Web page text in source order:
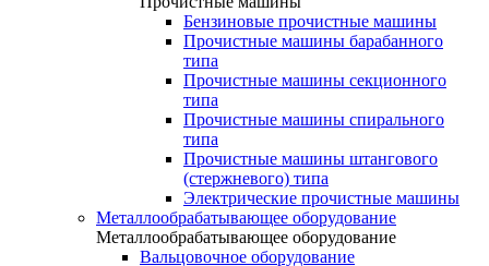
Бензиновые прочистные машины
Прочистные машины барабанного
типа
Прочистные машины секционного
типа
Прочистные машины спирального
типа
Прочистные машины штангового
(стержневого) типа
Электрические прочистные машины
Металлообрабатывающее оборудование
Металлообрабатывающее оборудование
Вальцовочное оборудование